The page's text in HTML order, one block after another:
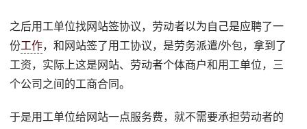
之后用工单位找网站签协议，劳动者以为自己是应聘了一
份工作，和网站签了用工协议，是劳务派遣/外包，拿到了
工资，实际上这是网站、劳动者个体商户和用工单位，三
个公司之间的工商合同。
于是用工单位给网站一点服务费，就不需要承担劳动者的